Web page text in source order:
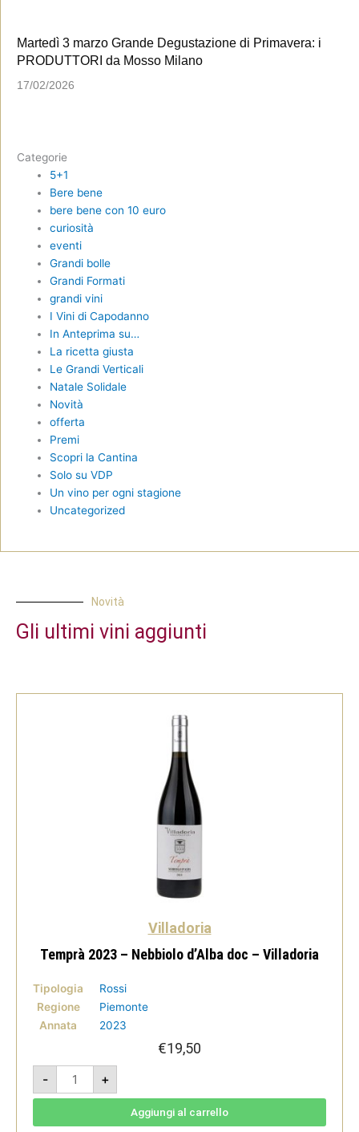
Martedì 3 marzo Grande Degustazione di Primavera: i
PRODUTTORI da Mosso Milano
17/02/2026
Categorie
5+1
Bere bene
bere bene con 10 euro
curiosità
eventi
Grandi bolle
Grandi Formati
grandi vini
I Vini di Capodanno
In Anteprima su…
La ricetta giusta
Le Grandi Verticali
Natale Solidale
Novità
offerta
Premi
Scopri la Cantina
Solo su VDP
Un vino per ogni stagione
Uncategorized
Novità
Gli ultimi vini aggiunti
Villadoria
Temprà 2023 – Nebbiolo d’Alba doc – Villadoria
Tipologia
Rossi
Regione
Piemonte
Annata
2023
€19,50
-
Temprà
2023
-
Nebbiolo
+
Aggiungi al carrello